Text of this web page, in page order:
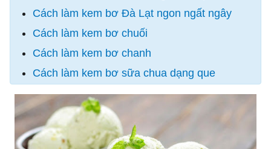
Cách làm kem bơ Đà Lạt ngon ngất ngây
Cách làm kem bơ chuối
Cách làm kem bơ chanh
Cách làm kem bơ sữa chua dạng que